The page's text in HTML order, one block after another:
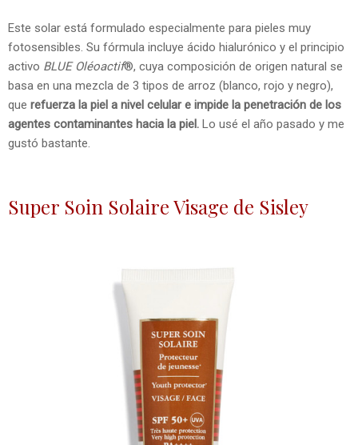
Este solar está formulado especialmente para pieles muy
fotosensibles. Su fórmula incluye ácido hialurónico y el principio
activo BLUE Oléoactif®, cuya composición de origen natural se
basa en una mezcla de 3 tipos de arroz (blanco, rojo y negro),
que refuerza la piel a nivel celular e impide la penetración de los
agentes contaminantes hacia la piel. Lo usé el año pasado y me
gustó bastante.
Super Soin Solaire Visage de Sisley